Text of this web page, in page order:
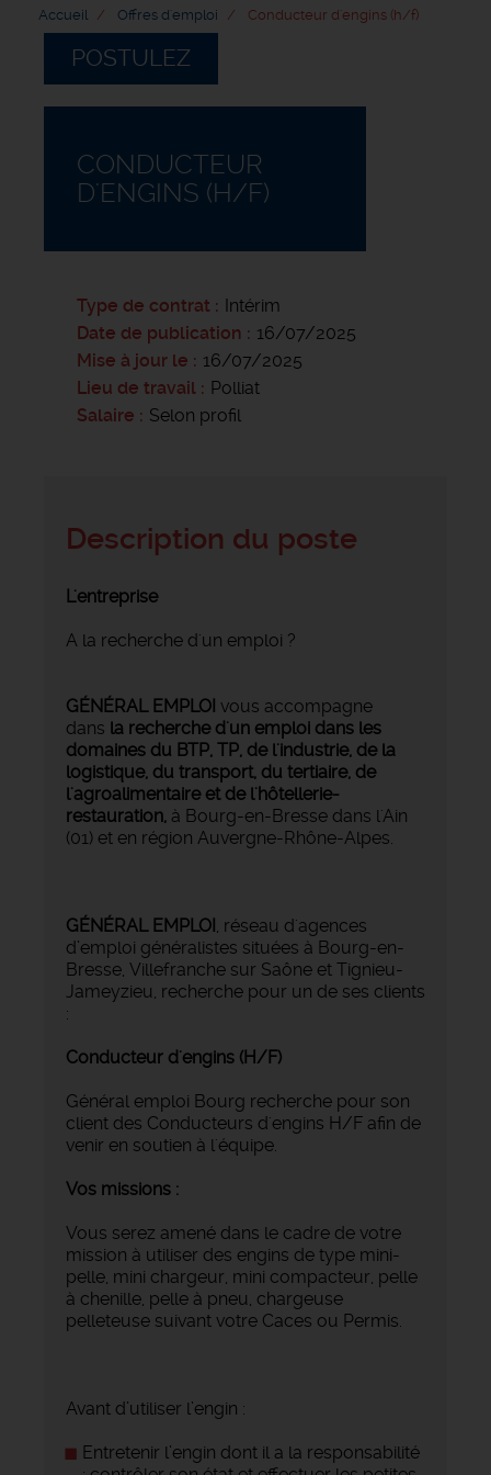
Accueil Offres d'emploi Conducteur d'engins (h/f)
POSTULEZ
CONDUCTEUR
D'ENGINS (H/F)
Type de contrat
Intérim
Date de publication
16/07/2025
Mise à jour le
16/07/2025
Lieu de travail
Polliat
Salaire
Selon profil
Description du poste
L'entreprise
A la recherche d'un emploi ?
GÉNÉRAL EMPLOI vous accompagne
dans la recherche d'un emploi dans les
domaines du BTP, TP, de l'industrie, de la
logistique, du transport, du tertiaire, de
l'agroalimentaire et de l'hôtellerie-
restauration, à Bourg-en-Bresse dans l'Ain
(01) et en région Auvergne-Rhône-Alpes.
GÉNÉRAL EMPLOI , réseau d'agences
d’emploi généralistes situées à Bourg-en-
Bresse, Villefranche sur Saône et Tignieu-
Jameyzieu, recherche pour un de ses clients
:
Conducteur d'engins (H/F)
Général emploi Bourg recherche pour son
client des Conducteurs d'engins H/F afin de
venir en soutien à l'équipe.
Vos missions :
Vous serez amené dans le cadre de votre
mission à utiliser des engins de type mini-
pelle, mini chargeur, mini compacteur, pelle
à chenille, pelle à pneu, chargeuse
pelleteuse suivant votre Caces ou Permis.
Avant d’utiliser l’engin :
Entretenir l’engin dont il a la responsabilité